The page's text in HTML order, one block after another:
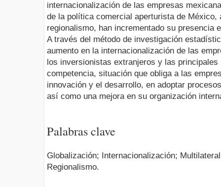
internacionalización de las empresas
de la política comercial aperturista de
regionalismo, han incrementado su presencia
A través del método de investigación
aumento en la internacionalización de las
los inversionistas extranjeros y las
competencia, situación que obliga a las
innovación y el desarrollo, en adoptar
así como una mejora en su organización
Palabras clave
Globalización; Internacionalización;
Regionalismo.